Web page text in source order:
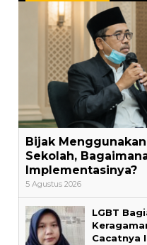
Bijak
Sekolah,
Implementasinya?
5 Agustus 2026
LGBT
Cacatnya